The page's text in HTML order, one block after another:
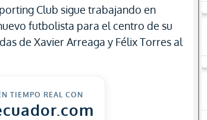
Club sigue trabajando en
futbolista para el centro de su
de Xavier Arreaga y Félix Torres al
TIEMPO REAL CON